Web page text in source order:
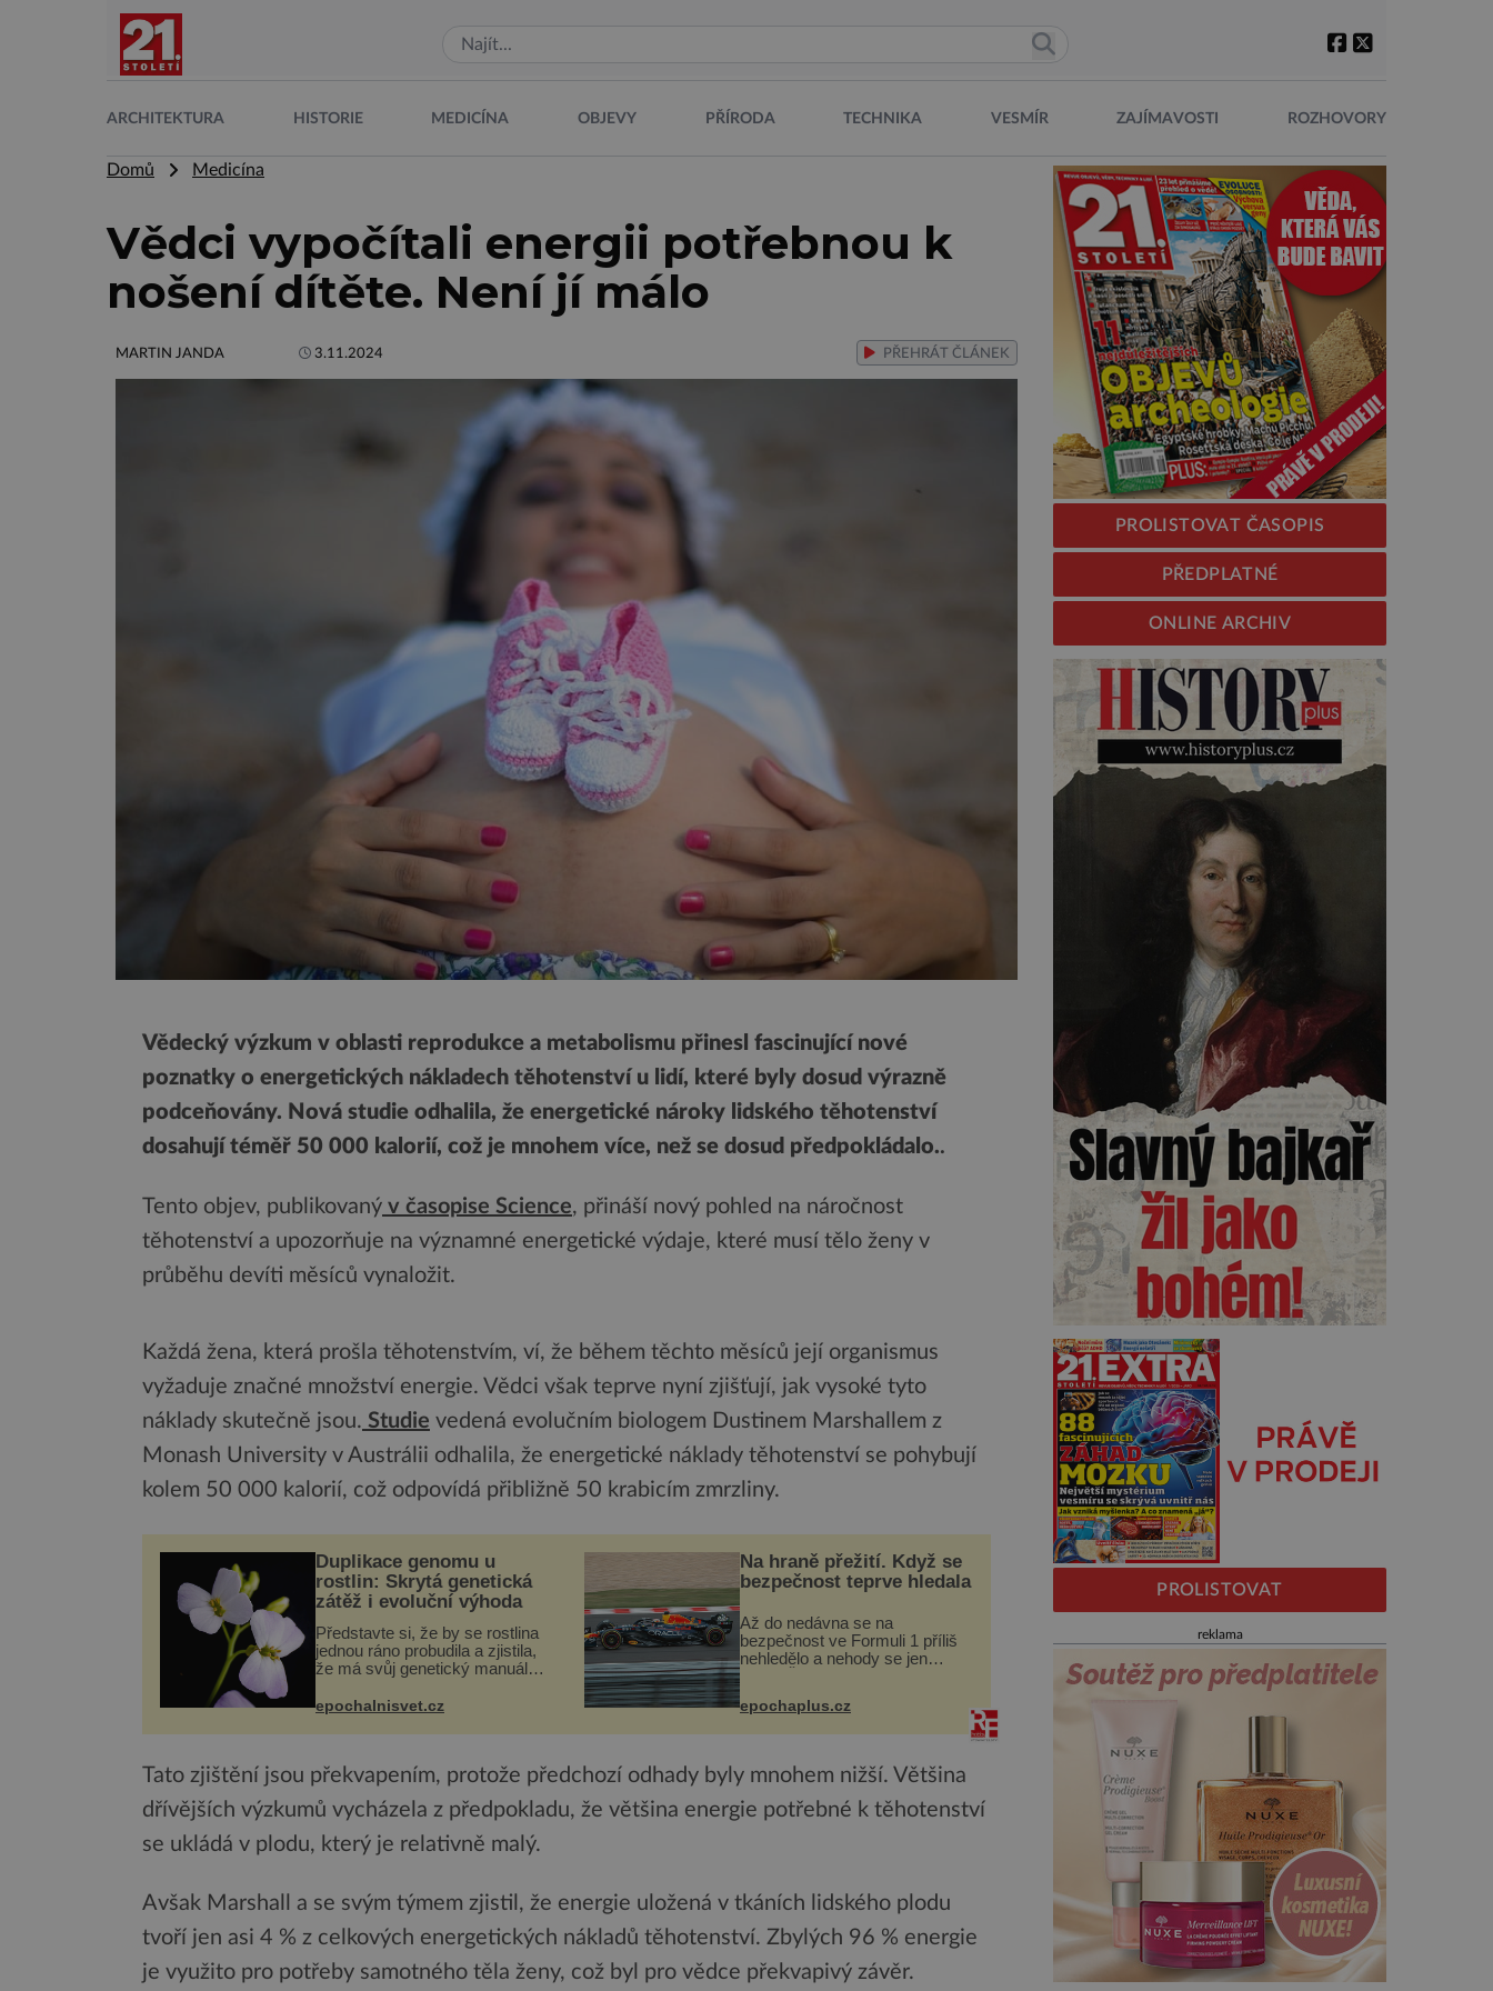
ARCHITEKTURA HISTORIE MEDICÍNA OBJEVY PŘÍRODA TECHNIKA VESMÍR ZAJÍMAVOSTI ROZHOVORY
Domů Medicína
Vědci vypočítali energii potřebnou k
nošení dítěte. Není jí málo
MARTIN JANDA 3.11.2024 PŘEHRÁT ČLÁNEK
Vědecký výzkum v oblasti reprodukce a metabolismu přinesl fascinující nové
poznatky o energetických nákladech těhotenství u lidí, které byly dosud výrazně
podceňovány. Nová studie odhalila, že energetické nároky lidského těhotenství
dosahují téměř 50 000 kalorií, což je mnohem více, než se dosud předpokládalo..
Tento objev, publikovaný v časopise Science, přináší nový pohled na náročnost
těhotenství a upozorňuje na významné energetické výdaje, které musí tělo ženy v
průběhu devíti měsíců vynaložit.
Každá žena, která prošla těhotenstvím, ví, že během těchto měsíců její organismus
vyžaduje značné množství energie. Vědci však teprve nyní zjišťují, jak vysoké tyto
náklady skutečně jsou. Studie vedená evolučním biologem Dustinem Marshallem z
Monash University v Austrálii odhalila, že energetické náklady těhotenství se pohybují
kolem 50 000 kalorií, což odpovídá přibližně 50 krabicím zmrzliny.
Duplikace genomu u
rostlin: Skrytá genetická
zátěž i evoluční výhoda
Představte si, že by se rostlina
jednou ráno probudila a zjistila,
že má svůj genetický manuál
občas v přírodě stane – a podle
pro druhy vstupenka...
epochalnisvet.cz
Na hraně přežití. Když se
bezpečnost teprve hledala
Až do nedávna se na
bezpečnost ve Formuli 1 příliš
nehledělo a nehody se jen
následky nebo bohužel i ztrátou
epochaplus.cz
Tato zjištění jsou překvapením, protože předchozí odhady byly mnohem nižší. Většina
dřívějších výzkumů vycházela z předpokladu, že většina energie potřebné k těhotenství
se ukládá v plodu, který je relativně malý.
Avšak Marshall a se svým týmem zjistil, že energie uložená v tkáních lidského plodu
tvoří jen asi 4 % z celkových energetických nákladů těhotenství. Zbylých 96 % energie
je využito pro potřeby samotného těla ženy, což byl pro vědce překvapivý závěr.
PROLISTOVAT ČASOPIS
PŘEDPLATNÉ
ONLINE ARCHIV
PROLISTOVAT
reklama